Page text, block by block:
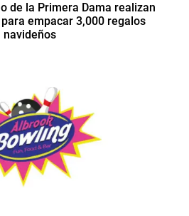
de la Primera Dama realizan
empacar 3,000 regalos
navideños